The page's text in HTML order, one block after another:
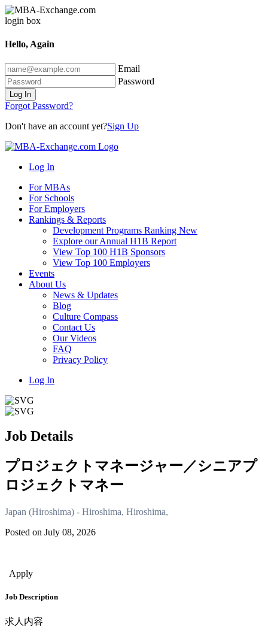
Hello, Again
Email
Password
Log In
Forgot Password?
Don't have an account yet?Sign Up
Log In
For MBAs
For Schools
For Employers
Rankings & Reports
Development Programs Ranking New
Explore our Annual H1B Report
View Top 100 H1B Sponsors
View Top 100 Employers
Events
About Us
News & Updates
Blog
Culture Compass
Contact Us
Our Videos
FAQ
Privacy Policy
Log In
Job Details
プロジェクトマネージャー／シニアプ
ロジェクトマネー
Japan (Hiroshima) - Hiroshima, Hiroshima,
Posted on July 08, 2026
Apply
Job Description
求人内容